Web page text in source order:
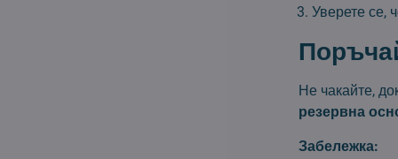
Уверете се,
Не чакайте,
резервна
Забележка: